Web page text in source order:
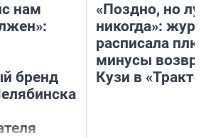
нам
бренд
«Поздно, но
никогда»:
расписала
минусы
Кузи в